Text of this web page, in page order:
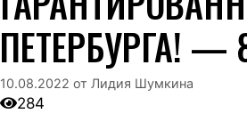
ПЕТЕРБУРГА! —
10.08.2022 от Лидия Шумкина
284